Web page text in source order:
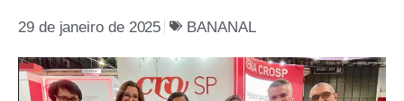
29 de janeiro de 2025 BANANAL